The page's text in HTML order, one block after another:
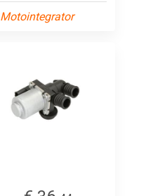
Motointegrator